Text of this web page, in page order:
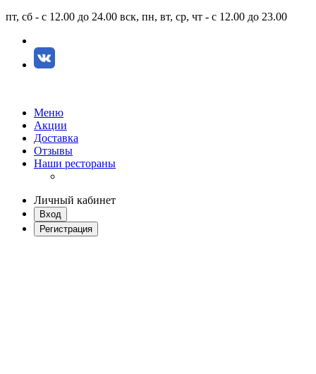
пт, сб - с 12.00 до 24.00 вск, пн, вт, ср, чт - с 12.00 до 23.00
Меню
Акции
Доставка
Отзывы
Наши рестораны
Личный кабинет
Вход
Регистрация